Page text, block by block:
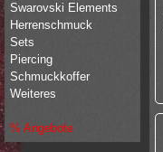
Swarovski Elements
Herrenschmuck
Sets
Piercing
Schmuckkoffer
Weiteres
% Angebote